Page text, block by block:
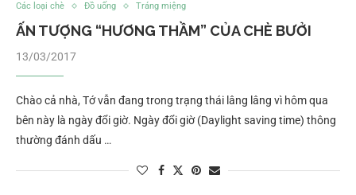
Các loại chè Đồ uống Tráng miệng
ẤN TƯỢNG “HƯƠNG THẦM” CỦA CHÈ BƯỞI
13/03/2017
Chào cả nhà, Tớ vẫn đang trong trạng thái lâng lâng vì hôm qua
bên này là ngày đổi giờ. Ngày đổi giờ (Daylight saving time) thông
thường đánh dấu …